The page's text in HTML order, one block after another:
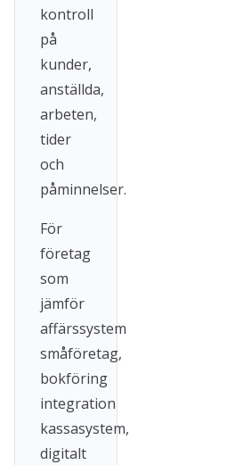
kontroll
på
kunder,
anställda,
arbeten,
tider
och
påminnelser.
För
företag
som
jämför
affärssystem
småföretag,
bokföring
integration
kassasystem,
digitalt